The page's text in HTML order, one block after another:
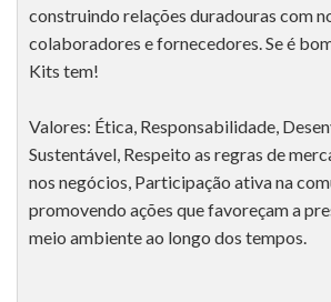
construindo relações duradouras com
colaboradores e fornecedores. Se é
Kits tem!
Valores: Ética, Responsabilidade,
Sustentável, Respeito as regras de
nos negócios, Participação ativa na
promovendo ações que favoreçam a
meio ambiente ao longo dos tempos.